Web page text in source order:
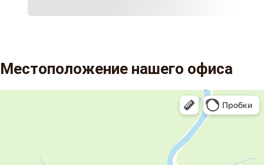
Местоположение нашего офиса